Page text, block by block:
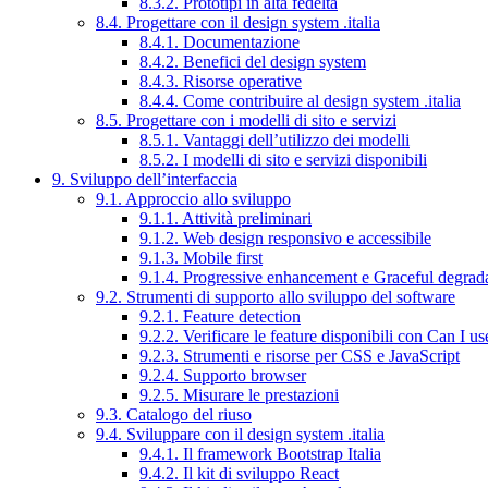
8.4. Progettare con il design system .italia
8.4.1. Documentazione
8.4.2. Benefici del design system
8.4.3. Risorse operative
8.4.4. Come contribuire al design system .italia
8.5. Progettare con i modelli di sito e servizi
8.5.1. Vantaggi dell’utilizzo dei modelli
8.5.2. I modelli di sito e servizi disponibili
9. Sviluppo dell’interfaccia
9.1. Approccio allo sviluppo
9.1.1. Attività preliminari
9.1.2. Web design responsivo e accessibile
9.1.3. Mobile first
9.1.4. Progressive enhancement e Graceful
9.2. Strumenti di supporto allo sviluppo del software
9.2.1. Feature detection
9.2.2. Verificare le feature disponibili con Can I
9.2.3. Strumenti e risorse per CSS e JavaScript
9.2.4. Supporto browser
9.2.5. Misurare le prestazioni
9.3. Catalogo del riuso
9.4. Sviluppare con il design system .italia
9.4.1. Il framework Bootstrap Italia
9.4.2. Il kit di sviluppo React